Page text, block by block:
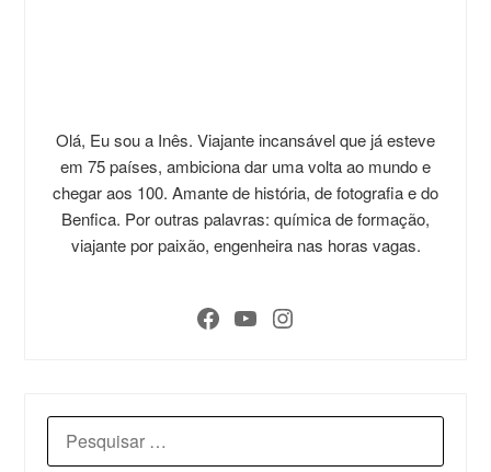
Olá, Eu sou a Inês. Viajante incansável que já esteve
em 75 países, ambiciona dar uma volta ao mundo e
chegar aos 100. Amante de história, de fotografia e do
Benfica. Por outras palavras: química de formação,
viajante por paixão, engenheira nas horas vagas.